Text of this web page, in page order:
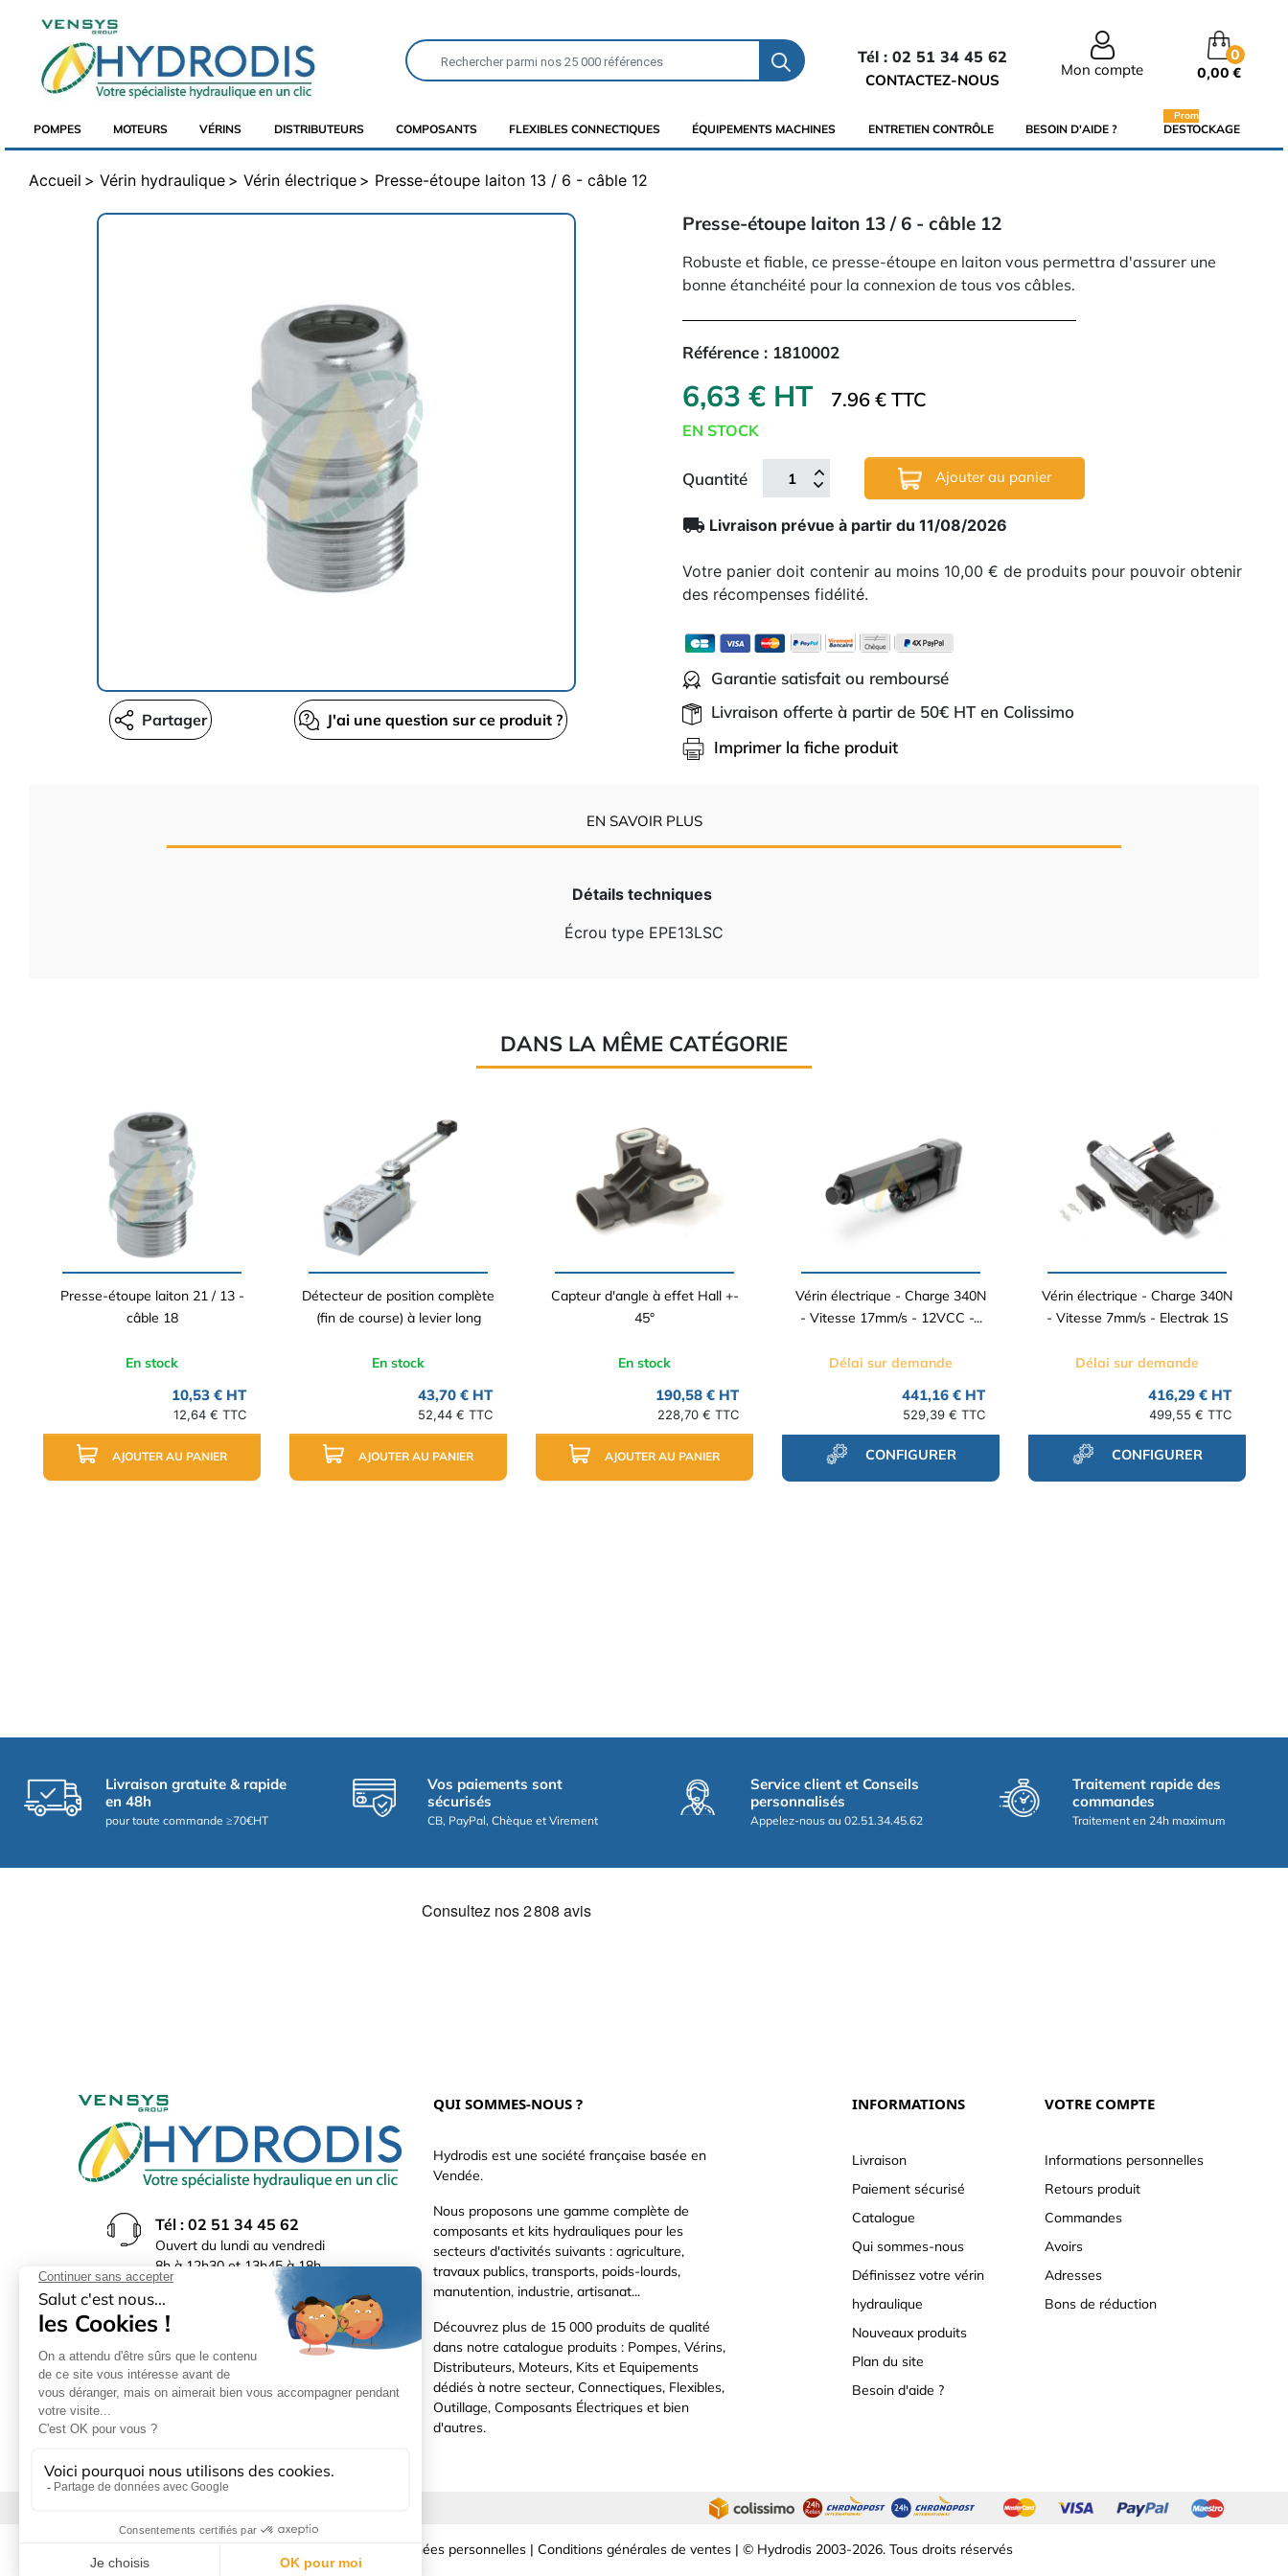
Tél : 02 51 34 45 62
CONTACTEZ-NOUS
Mon compte
0
0,00 €
POMPES MOTEURS VÉRINS DISTRIBUTEURS COMPOSANTS FLEXIBLES CONNECTIQUES ÉQUIPEMENTS MACHINES ENTRETIEN CONTRÔLE BESOIN D'AIDE ? DESTOCKAGE
Promo
Accueil Vérin hydraulique Vérin électrique Presse-étoupe laiton 13 / 6 - câble 12
J'ai une question sur ce produit ?
Partager
Presse-étoupe laiton 13 / 6 - câble 12
Robuste et fiable, ce presse-étoupe en laiton vous permettra d'assurer une
bonne étanchéité pour la connexion de tous vos câbles.
Référence : 1810002
6,63 € HT 7.96 € TTC
EN STOCK
Quantité Ajouter au panier
local_shipping Livraison prévue à partir du 11/08/2026
Votre panier doit contenir au moins 10,00 € de produits pour pouvoir obtenir
des récompenses fidélité.
Garantie satisfait ou remboursé
Livraison offerte à partir de 50€ HT en Colissimo
Imprimer la fiche produit
EN SAVOIR PLUS
Détails techniques
Écrou type EPE13LSC
DANS LA MÊME CATÉGORIE
Presse-étoupe laiton 21 / 13 -
câble 18
En stock
10,53 € HT
12,64 € TTC
AJOUTER AU PANIER
Détecteur de position complète
(fin de course) à levier long
En stock
43,70 € HT
52,44 € TTC
AJOUTER AU PANIER
Capteur d'angle à effet Hall +-
45°
En stock
190,58 € HT
228,70 € TTC
AJOUTER AU PANIER
Vérin électrique - Charge 340N
- Vitesse 17mm/s - 12VCC -...
Délai sur demande
441,16 € HT
529,39 € TTC
CONFIGURER
Vérin électrique - Charge 340N
- Vitesse 7mm/s - Electrak 1S
Délai sur demande
416,29 € HT
499,55 € TTC
CONFIGURER
Livraison gratuite & rapide
en 48h
pour toute commande ≥70€HT
Vos paiements sont
sécurisés
CB, PayPal, Chèque et Virement
Service client et Conseils
personnalisés
Appelez-nous au 02.51.34.45.62
Traitement rapide des
commandes
Traitement en 24h maximum
Tél : 02 51 34 45 62
Ouvert du lundi au vendredi
8h à 12h30 et 13h45 à 18h
(17h30 le vendredi)
Rue du Bocage La Ribotière
85170 Le Poiré sur Vie
QUI SOMMES-NOUS ?
Hydrodis est une société française basée en
Vendée.
Nous proposons une gamme complète de
composants et kits hydrauliques pour les
secteurs d'activités suivants : agriculture,
travaux publics, transports, poids-lourds,
manutention, industrie, artisanat...
Découvrez plus de 15 000 produits de qualité
dans notre catalogue produits : Pompes, Vérins,
Distributeurs, Moteurs, Kits et Equipements
dédiés à notre secteur, Connectiques, Flexibles,
Outillage, Composants Électriques et bien
d'autres.
INFORMATIONS
Livraison
Paiement sécurisé
Catalogue
Qui sommes-nous
Définissez votre vérin
hydraulique
Nouveaux produits
Plan du site
Besoin d'aide ?
VOTRE COMPTE
Informations personnelles
Retours produit
Commandes
Avoirs
Adresses
Bons de réduction
Données personnelles | Conditions générales de ventes | © Hydrodis 2003-2026. Tous droits réservés